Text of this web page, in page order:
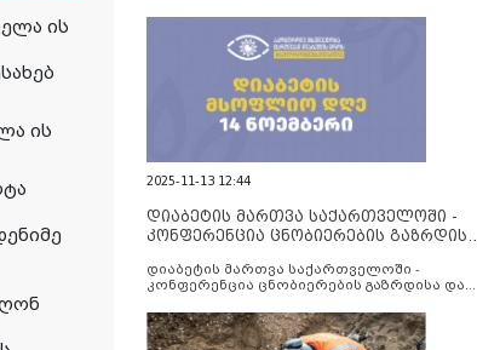
ის
ის
2025-11-13 12:44
დიაბეტის მართვა საქართველოში -
კონფერენცია ცნობიერების გაზრდისა
დიაბეტის მართვა საქართველოში -
კონფერენცია ცნობიერების გაზრდისა და